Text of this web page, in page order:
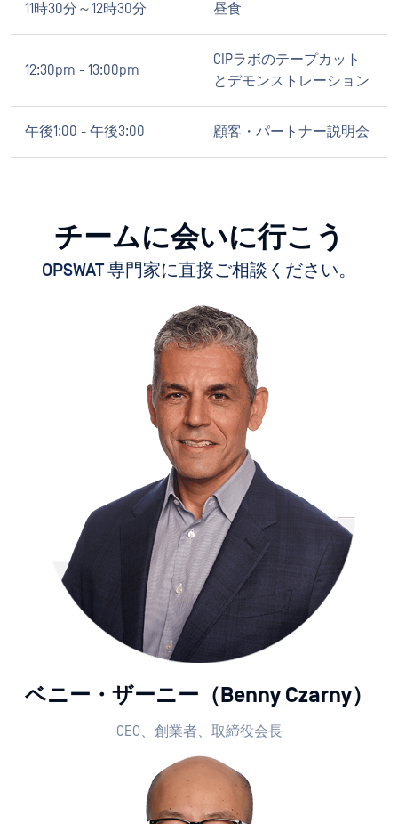
11時30分～12時30分 昼食
12:30pm - 13:00pm
CIPラボのテープカット
とデモンストレーション
午後1:00 - 午後3:00 顧客・パートナー説明会
チームに会いに行こう
OPSWAT 専門家に直接ご相談ください。
ベニー・ザーニー（Benny Czarny）
CEO、創業者、取締役会長